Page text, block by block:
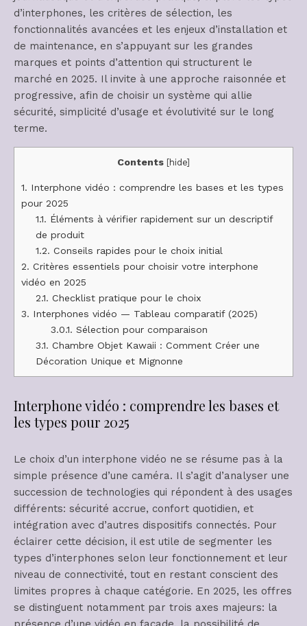
d’interphones, les critères de sélection, les
fonctionnalités avancées et les enjeux d’installation et
de maintenance, en s’appuyant sur les grandes
marques et points d’attention qui structurent le
marché en 2025. Il invite à une approche raisonnée et
progressive, afin de choisir un système qui allie
sécurité, simplicité d’usage et évolutivité sur le long
terme.
Contents [hide]
1. Interphone vidéo : comprendre les bases et les types
pour 2025
1.1. Éléments à vérifier rapidement sur un descriptif
de produit
1.2. Conseils rapides pour le choix initial
2. Critères essentiels pour choisir votre interphone
vidéo en 2025
2.1. Checklist pratique pour le choix
3. Interphones vidéo — Tableau comparatif (2025)
3.0.1. Sélection pour comparaison
3.1. Chambre Objet Kawaii : Comment Créer une
Décoration Unique et Mignonne
Interphone vidéo : comprendre les bases et
les types pour 2025
Le choix d’un interphone vidéo ne se résume pas à la
simple présence d’une caméra. Il s’agit d’analyser une
succession de technologies qui répondent à des usages
différents: sécurité accrue, confort quotidien, et
intégration avec d’autres dispositifs connectés. Pour
éclairer cette décision, il est utile de segmenter les
types d’interphones selon leur fonctionnement et leur
niveau de connectivité, tout en restant conscient des
limites propres à chaque catégorie. En 2025, les offres
se distinguent notamment par trois axes majeurs: la